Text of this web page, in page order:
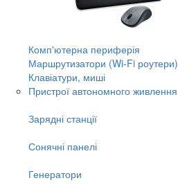
Комп'ютерна периферія
Маршрутизатори (Wi-Fi роутери)
Клавіатури, миші
Пристрої автономного живлення
Зарядні станції
Сонячні панелі
Генератори